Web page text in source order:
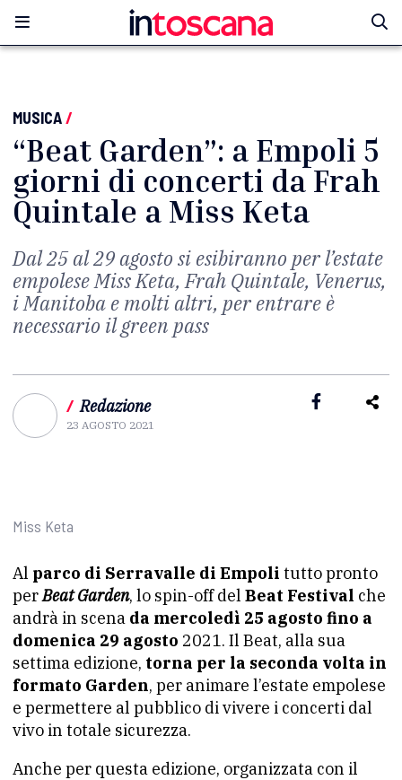
MUSICA/
“Beat Garden”: a Empoli 5
giorni di concerti da Frah
Quintale a Miss Keta
Dal 25 al 29 agosto si esibiranno per l’estate
empolese Miss Keta, Frah Quintale, Venerus,
i Manitoba e molti altri, per entrare è
necessario il green pass
/ Redazione
23 AGOSTO 2021
Miss Keta
Al parco di Serravalle di Empoli tutto pronto
perBeat Garden, lo spin-off del Beat Festival che
andrà in scena da mercoledì 25 agosto fino a
domenica 29 agosto 2021. Il Beat, alla sua
settima edizione, torna per la seconda volta in
formato Garden, per animare l’estate empolese
e permettere al pubblico di vivere i concerti dal
vivo in totale sicurezza.
Anche per questa edizione, organizzata con il